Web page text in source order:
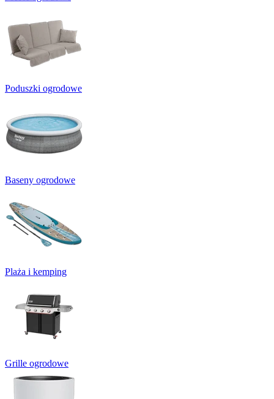
Poduszki ogrodowe
Baseny ogrodowe
Plaża i kemping
Grille ogrodowe